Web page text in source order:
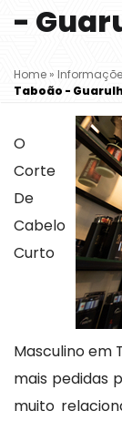
-
Home»
Taboão -
O
Corte
De
Cabelo
Curto
Masculino em
mais pedidas
muito